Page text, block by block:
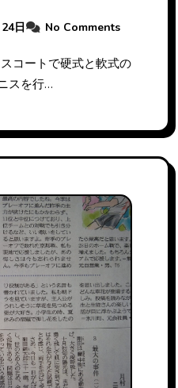
日 No Comments
スを行…